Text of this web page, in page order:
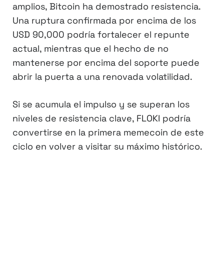
amplios, Bitcoin ha demostrado resistencia.
Una ruptura confirmada por encima de los
USD 90,000 podría fortalecer el repunte
actual, mientras que el hecho de no
mantenerse por encima del soporte puede
abrir la puerta a una renovada volatilidad.
Si se acumula el impulso y se superan los
niveles de resistencia clave, FLOKI podría
convertirse en la primera memecoin de este
ciclo en volver a visitar su máximo histórico.